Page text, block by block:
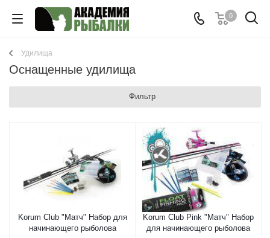
0
Удилища
Оснащенные удилища
Фильтр
Korum Club "Матч" Набор для
начинающего рыболова
Korum Club Pink "Матч" Набор
для начинающего рыболова